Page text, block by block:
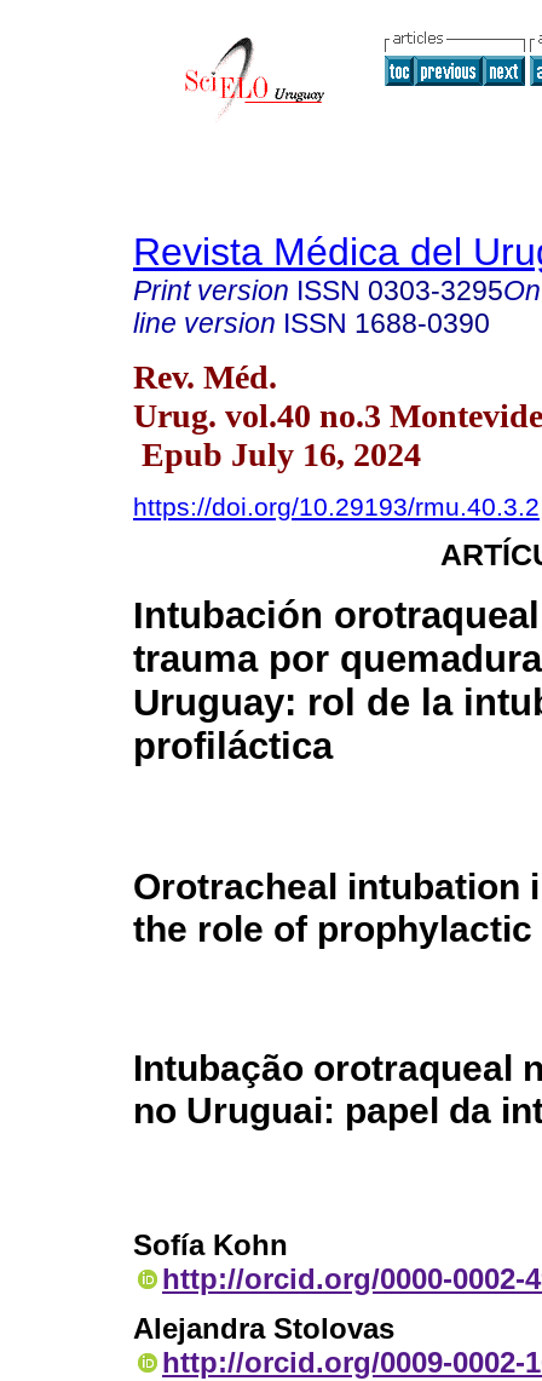
Revista Médica del
Print version ISSN 0303-3295
line version ISSN 1688-0390
Rev. Méd.
Urug. vol.40 no.3
Epub July 16, 2024
https://doi.org/10.29193/rmu.40.3.2
Intubación
trauma por
Uruguay: rol de la
profiláctica
Orotracheal intubation
the role of
Intubação orotraqueal
no Uruguai: papel da
Sofía Kohn
http://orcid.org/0000-0002-
Alejandra Stolovas
http://orcid.org/0009-0002-